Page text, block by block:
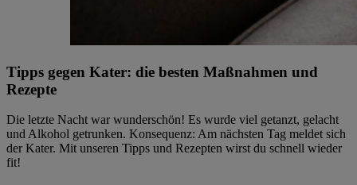
Tipps gegen Kater: die besten Maßnahmen und
Rezepte
Die letzte Nacht war wunderschön! Es wurde viel getanzt, gelacht
und Alkohol getrunken. Konsequenz: Am nächsten Tag meldet sich
der Kater. Mit unseren Tipps und Rezepten wirst du schnell wieder
fit!